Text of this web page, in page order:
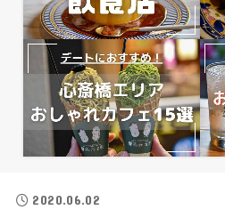
2020.06.02